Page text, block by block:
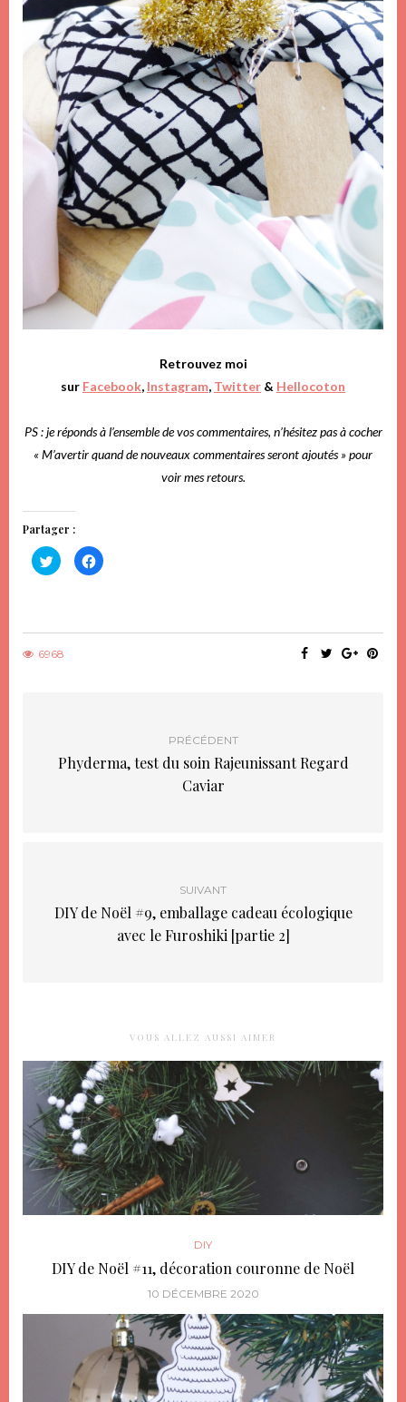
Retrouvez moi
sur Facebook, Instagram, Twitter & Hellocoton
PS : je réponds à l’ensemble de vos commentaires, n’hésitez pas à cocher
« M’avertir quand de nouveaux commentaires seront ajoutés » pour
voir mes retours.
Partager :
Cliquez
pour
partager
nouvelle
Cliquez
pour
nouvelle
6968
PRÉCÉDENT
Phyderma, test du soin Rajeunissant Regard
Caviar
SUIVANT
DIY de Noël #9, emballage cadeau écologique
avec le Furoshiki [partie 2]
VOUS ALLEZ AUSSI AIMER
DIY
DIY de Noël #11, décoration couronne de Noël
10 DÉCEMBRE 2020